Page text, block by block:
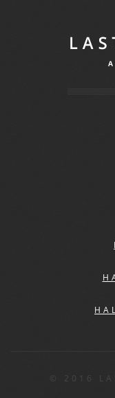
© 2016